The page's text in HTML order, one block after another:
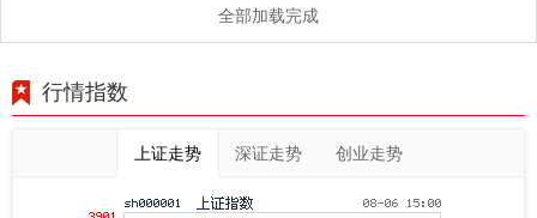
全部加载完成
行情指数
上证走势 深证走势 创业走势